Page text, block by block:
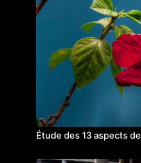
Étude des 13 aspects